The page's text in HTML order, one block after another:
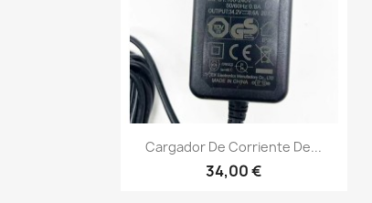
Vista rápida
Cargador De Corriente De...
34,00 €